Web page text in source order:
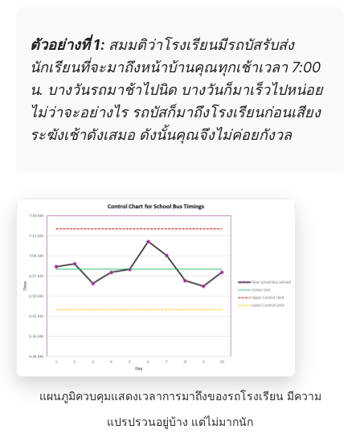
ตัวอย่างที่ 1: สมมติว่าโรงเรียนมีรถบัสรับส่ง
นักเรียนที่จะมาถึงหน้าบ้านคุณทุกเช้าเวลา 7:00
น. บางวันรถมาช้าไปนิด บางวันก็มาเร็วไปหน่อย
ไม่ว่าจะอย่างไร รถบัสก็มาถึงโรงเรียนก่อนเสียง
ระฆังเช้าดังเสมอ ดังนั้นคุณจึงไม่ค่อยกังวล
แผนภูมิควบคุมแสดงเวลาการมาถึงของรถโรงเรียน มีความ
แปรปรวนอยู่บ้าง แต่ไม่มากนัก